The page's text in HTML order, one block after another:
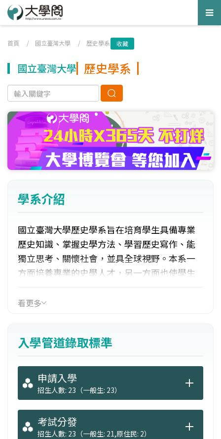
首頁 / 國立臺灣大學 / 歷史學系 收藏
國立臺灣大學 歷史學系
學系介紹
國立臺灣大學歷史學系旨在培育學生具備專業
歷史知識、掌握史學方法、學習歷史寫作、能
獨立思考、關懷社會，並具全球視野。本系一
方面培養專業的史學人才，另一方面也使學生
業。本系擁有臺灣最完備充足之師資與課程，
亞洲史等，皆領導國內潮流。學生畢業後可從
事：學術研究工作、歷史教師、傳播媒體、出
版事業、文字編輯等。
看更多
入學管道錄取標準
申請入學
招生人數: 23（一般生: 23）
考試分發
招生人數: 23（一般生: 21,原住民: 2）